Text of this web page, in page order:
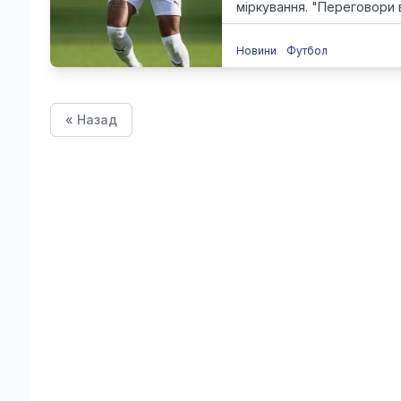
міркування. "Переговори
Новини Футбол
« Назад